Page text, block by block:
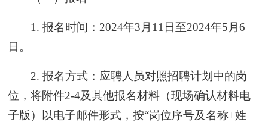
1. 报名时间：2024年3月11日至2024年5月6
日。
2. 报名方式：应聘人员对照招聘计划中的岗
位，将附件2-4及其他报名材料（现场确认材料电
子版）以电子邮件形式，按“岗位序号及名称+姓